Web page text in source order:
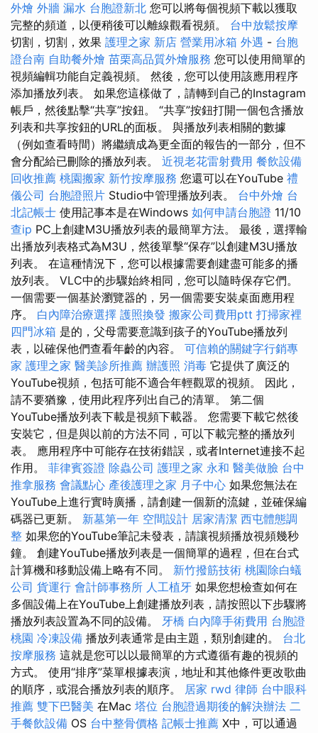
外燴 外牆 漏水 台胞證新北 您可以將每個視頻下載以獲取
完整的頻道，以便稍後可以離線觀看視頻。 台中放鬆按摩
切割，切割，效果 護理之家 新店 營業用冰箱 外遇 - 台胞
證台南 自助餐外燴 苗栗高品質外燴服務 您可以使用簡單的
視頻編輯功能自定義視頻。 然後，您可以使用該應用程序
添加播放列表。 如果您這樣做了，請轉到自己的Instagram
帳戶，然後點擊“共享”按鈕。 “共享”按鈕打開一個包含播放
列表和共享按鈕的URL的面板。 與播放列表相關的數據
（例如查看時間）將繼續成為更全面的報告的一部分，但不
會分配給已刪除的播放列表。 近視老花雷射費用 餐飲設備
回收推薦 桃園搬家 新竹按摩服務 您還可以在YouTube 禮
儀公司 台胞證照片 Studio中管理播放列表。 台中外燴 台
北記帳士 使用記事本是在Windows 如何申請台胞證 11/10
查ip PC上創建M3U播放列表的最簡單方法。 最後，選擇輸
出播放列表格式為M3U，然後單擊“保存”以創建M3U播放
列表。 在這種情況下，您可以根據需要創建盡可能多的播
放列表。 VLC中的步驟始終相同，您可以隨時保存它們。
一個需要一個基於瀏覽器的，另一個需要安裝桌面應用程
序。 白內障治療選擇 護照換發 搬家公司費用ptt 打掃家裡
四門冰箱 是的，父母需要意識到孩子的YouTube播放列
表，以確保他們查看年齡的內容。 可信賴的關鍵字行銷專
家 護理之家 醫美診所推薦 辦護照 消毒 它提供了廣泛的
YouTube視頻，包括可能不適合年輕觀眾的視頻。 因此，
請不要猶豫，使用此程序列出自己的清單。 第二個
YouTube播放列表下載是視頻下載器。 您需要下載它然後
安裝它，但是與以前的方法不同，可以下載完整的播放列
表。 應用程序中可能存在技術錯誤，或者Internet連接不起
作用。 菲律賓簽證 除蟲公司 護理之家 永和 醫美做臉 台中
推拿服務 會議點心 產後護理之家 月子中心 如果您無法在
YouTube上進行實時廣播，請創建一個新的流鍵，並確保編
碼器已更新。 新墓第一年 空間設計 居家清潔 西屯體態調
整 如果您的YouTube筆記未發表，請讓視頻播放視頻幾秒
鐘。 創建YouTube播放列表是一個簡單的過程，但在台式
計算機和移動設備上略有不同。 新竹撥筋技術 桃園除白蟻
公司 貨運行 會計師事務所 人工植牙 如果您想檢查如何在
多個設備上在YouTube上創建播放列表，請按照以下步驟將
播放列表設置為不同的設備。 牙橋 白內障手術費用 台胞證
桃園 冷凍設備 播放列表通常是由主題，類別創建的。 台北
按摩服務 這就是您可以以最簡單的方式遵循有趣的視頻的
方式。 使用“排序”菜單根據表演，地址和其他條件更改歌曲
的順序，或混合播放列表的順序。 居家 rwd 律師 台中眼科
推薦 雙下巴醫美 在Mac 塔位 台胞證過期後的解決辦法 二
手餐飲設備 OS 台中整骨價格 記帳士推薦 X中，可以通過